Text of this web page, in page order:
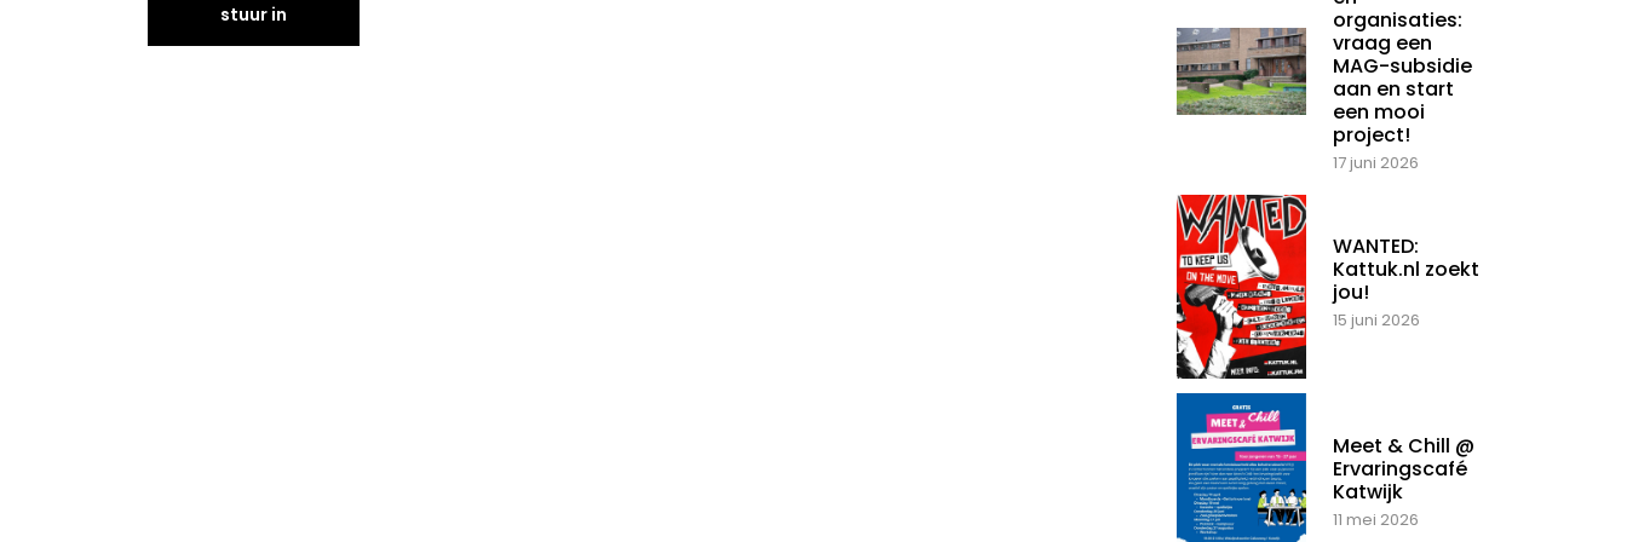
organisaties:
vraag een
MAG-subsidie
aan en start
een mooi
project!
17 juni 2026
WANTED:
Kattuk.nl zoekt
jou!
15 juni 2026
Meet & Chill @
Ervaringscafé
Katwijk
11 mei 2026